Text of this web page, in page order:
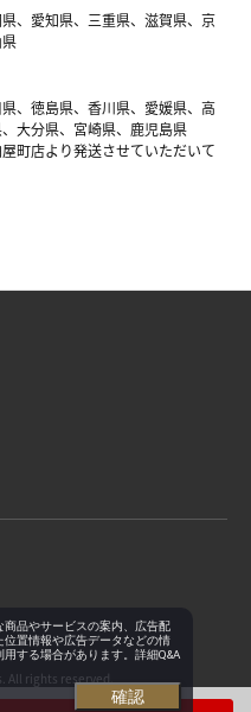
、愛知県、三重県、滋賀県、京
、徳島県、香川県、愛媛県、高
大分県、宮崎県、鹿児島県
町店より発送させていただいて
All rights reserved.
品やサービスの案内、広告配
置情報や広告データなどの情
する場合があります。詳細Q&A
確認